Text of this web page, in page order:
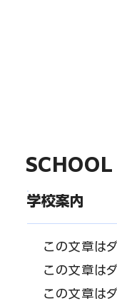
学校案内
この文章は
この文章は
この文章は